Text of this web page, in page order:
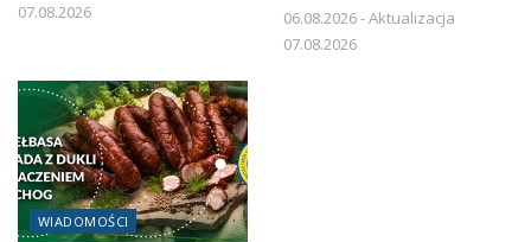
07.08.2026
06.08.2026 - Aktualizacja
07.08.2026
WIADOMOŚCI